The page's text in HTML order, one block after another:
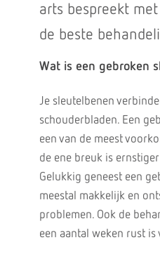
arts bespreekt
de beste
Wat is een gebroken
Je sleutelbenen
schouderbladen. Een
een van de meest
de ene breuk is
Gelukkig geneest een
meestal makkelijk en
problemen. Ook de
een aantal weken rust is